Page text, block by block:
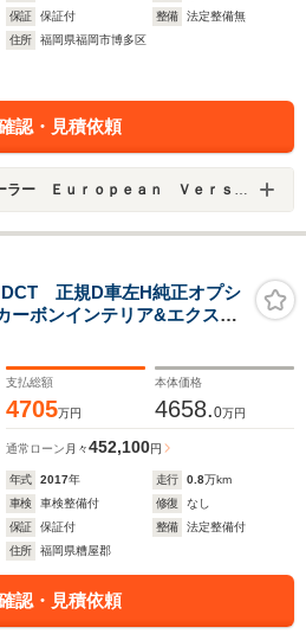
保証
保証付 整備
法定整備無
住所
福岡県福岡市博多区
認・見積依頼
ｕｒｏｐｅａｎ Ｖｅｒｓｉｏｎ ＨＡＫＡＴＡ
正規D車左H純正オプシ
ーボンインテリア&エクステ
ーゾーンOPカーボンレー
ホイルカーボンブレーキ
支払総額
4705万円
本体価格
4658.0万円
通常ローン 月々452,100円
年式 2017年 走行 0.8万km
車検
車検整備付 修復
なし
保証
保証付 整備
法定整備付
住所
福岡県糟屋郡
認・見積依頼